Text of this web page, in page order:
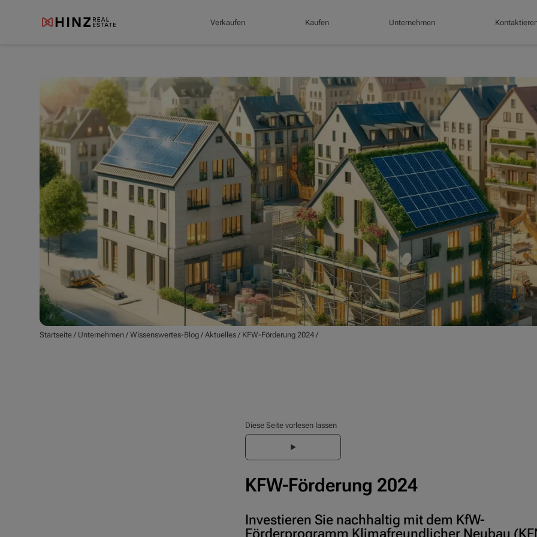
Verkaufen Kaufen Unternehmen
Startseite / Unternehmen /Wissenswertes-Blog /Aktuelles / KFW-Förderung 2024 /
Diese Seite vorlesen lassen
KFW-Förderung 2024
Investieren Sie nachhaltig mit dem KfW-
Förderprogramm Klimafreundlicher Neubau